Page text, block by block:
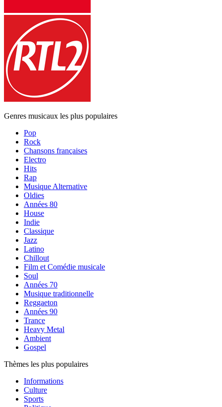
Genres musicaux les plus populaires
Pop
Rock
Chansons françaises
Electro
Hits
Rap
Musique Alternative
Oldies
Années 80
House
Indie
Classique
Jazz
Latino
Chillout
Film et Comédie musicale
Soul
Années 70
Musique traditionnelle
Reggaeton
Années 90
Trance
Heavy Metal
Ambient
Gospel
Thèmes les plus populaires
Informations
Culture
Sports